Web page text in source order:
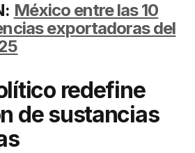
México entre las 10
exportadoras del
redefine
de sustancias